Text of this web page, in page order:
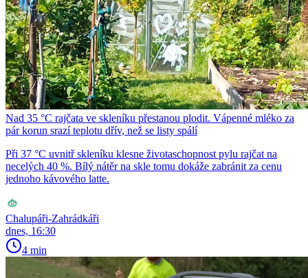
Nad 35 °C rajčata ve skleníku přestanou plodit. Vápenné mléko za
pár korun srazí teplotu dřív, než se listy spálí
Při 37 °C uvnitř skleníku klesne životaschopnost pylu rajčat na
necelých 40 %. Bílý nátěr na skle tomu dokáže zabránit za cenu
jednoho kávového latte.
Chalupáři-Zahrádkáři
dnes, 16:30
4 min